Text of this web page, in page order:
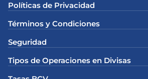
Políticas de Privacidad
Términos y Condiciones
Seguridad
Tipos de Operaciones en Divisas